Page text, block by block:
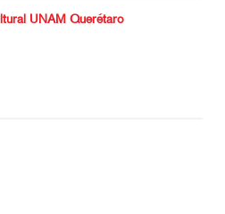
UNAM Querétaro